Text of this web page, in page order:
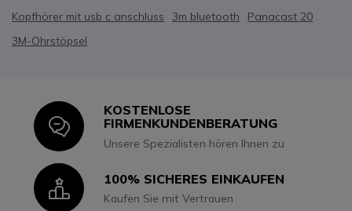
Kopfhörer mit usb c anschluss
3m bluetooth
Panacast 20
3M-Ohrstöpsel
Icon
KOSTENLOSE
FIRMENKUNDENBERATUNG
Unsere Spezialisten hören Ihnen zu
Icon100% SICHERES EINKAUFEN
Kaufen Sie mit Vertrauen